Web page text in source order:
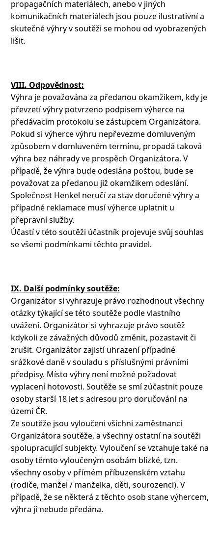
propagačních materiálech, anebo v jiných
komunikačních materiálech jsou pouze ilustrativní a
skutečné výhry v soutěži se mohou od vyobrazených
lišit.
VIII. Odpovědnost:
Výhra je považována za předanou okamžikem, kdy je
převzetí výhry potvrzeno podpisem výherce na
předávacím protokolu se zástupcem Organizátora.
Pokud si výherce výhru nepřevezme domluveným
způsobem v domluveném termínu, propadá taková
výhra bez náhrady ve prospěch Organizátora. V
případě, že výhra bude odeslána poštou, bude se
považovat za předanou již okamžikem odeslání.
Společnost Henkel neručí za stav doručené výhry a
případné reklamace musí výherce uplatnit u
přepravní služby.
Účastí v této soutěži účastník projevuje svůj souhlas
se všemi podmínkami těchto pravidel.
IX. Další podmínky soutěže:
Organizátor si vyhrazuje právo rozhodnout všechny
otázky týkající se této soutěže podle vlastního
uvážení. Organizátor si vyhrazuje právo soutěž
kdykoli ze závažných důvodů změnit, pozastavit či
zrušit. Organizátor zajistí uhrazení případné
srážkové daně v souladu s příslušnými právními
předpisy. Místo výhry není možné požadovat
vyplacení hotovosti. Soutěže se smí zúčastnit pouze
osoby starší 18 let s adresou pro doručování na
území ČR.
Ze soutěže jsou vyloučeni všichni zaměstnanci
Organizátora soutěže, a všechny ostatní na soutěži
spolupracující subjekty. Vyloučení se vztahuje také na
osoby těmto vyloučeným osobám blízké, tzn.
všechny osoby v přímém příbuzenském vztahu
(rodiče, manžel / manželka, děti, sourozenci). V
případě, že se některá z těchto osob stane výhercem,
výhra jí nebude předána.